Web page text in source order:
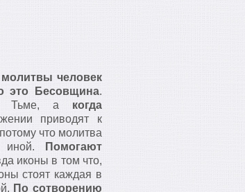
человек
это Бесовщина.
Тьме, а когда
приводят к
что молитва
иной.
Помогают
иконы в том что,
стоят каждая в
По сотворению